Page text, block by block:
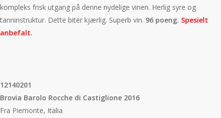
kompleks frisk utgang på denne nydelige vinen. Herlig syre og
tanninstruktur. Dette biter kjærlig. Superb vin. 96 poeng. Spesielt
anbefalt.
12140201
Brovia Barolo Rocche di Castiglione 2016
Fra Piemonte, Italia